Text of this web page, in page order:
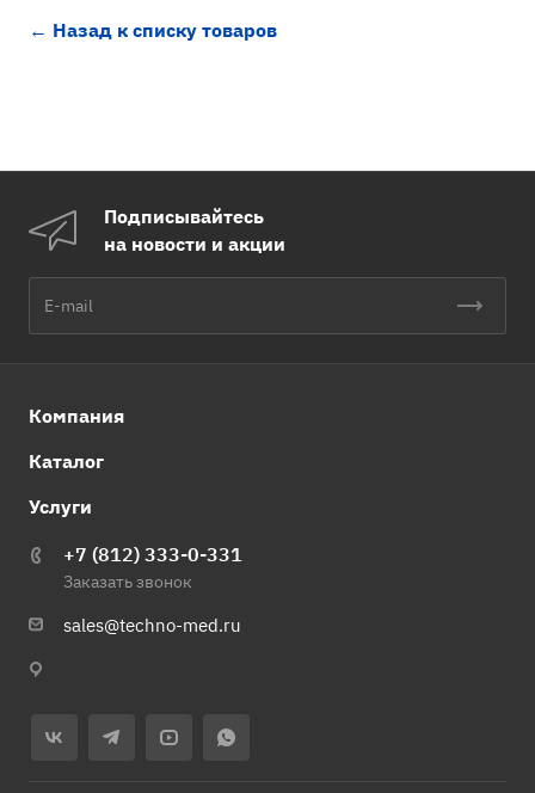
← Назад к списку товаров
Подписывайтесь
на новости и акции
Компания
Каталог
Услуги
+7 (812) 333-0-331
Заказать звонок
sales@techno-med.ru